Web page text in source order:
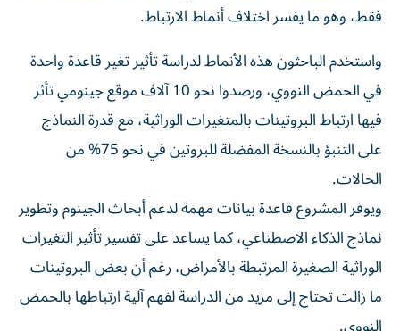
فقط، وهو ما يفسر اختلاف أنماط الارتباط.
واستخدم الباحثون هذه الأنماط لدراسة تأثير تغير قاعدة واحدة
في الحمض النووي، ورصدوا نحو 10 آلاف موقع جينومي تأثر
فيها ارتباط البروتينات بالمتغيرات الوراثية، مع قدرة النماذج
على التنبؤ بالنسخة المفضلة للبروتين في نحو 75% من
الحالات.
ويوفر المشروع قاعدة بيانات مهمة لدعم أبحاث الجينوم وتطوير
نماذج الذكاء الاصطناعي، كما يساعد على تفسير تأثير التغيرات
الوراثية الصغيرة المرتبطة بالأمراض، رغم أن بعض البروتينات
ما زالت تحتاج إلى مزيد من الدراسة لفهم آلية ارتباطها بالحمض